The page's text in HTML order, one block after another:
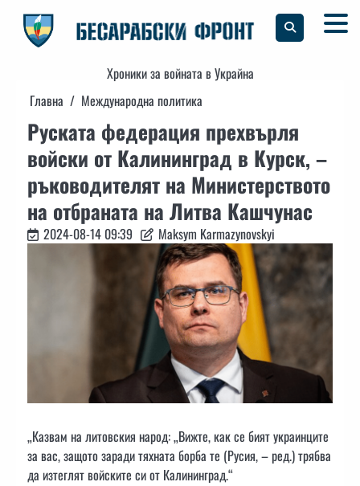
content
Хроники за войната в Украйна
Главна
Международна политика
Руската федерация прехвърля
войски от Калининград в Курск, –
ръководителят на Министерството
на отбраната на Литва Кашчунас
2024-08-14 09:39 Maksym Karmazynovskyi
„Казвам на литовския народ: „Вижте, как се бият украинците
за вас, защото заради тяхната борба те (Русия, – ред.) трябва
да изтеглят войските си от Калининград.“